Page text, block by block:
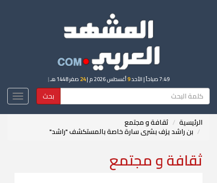
7:49 صباحاً | الأحد9أغسطس 2026 م | 24 صفر 1448 هـ |
بحث
الرئيسية ثقافة و مجتمع
بن راشد يزف بشرى سارة خاصة بالمستكشف "راشد"
ثقافة و مجتمع